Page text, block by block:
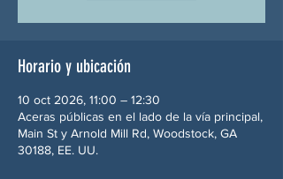
Horario y ubicación
10 oct 2026, 11:00 – 12:30
Aceras públicas en el lado de la vía principal,
Main St y Arnold Mill Rd, Woodstock, GA
30188, EE. UU.